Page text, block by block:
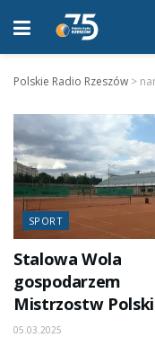
Polskie Radio Rzeszów >
SPORT
Stalowa Wola
gospodarzem
Mistrzostw Polski
05.03.2025